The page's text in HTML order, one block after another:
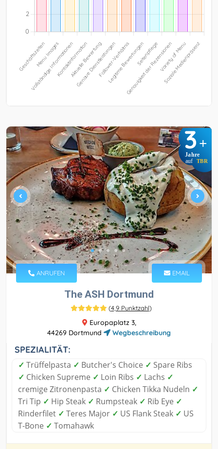
3+
Jahre
auf TBR
ANRUFEN EMAIL
The ASH Dortmund
(4,9 Punktzahl)
Europaplatz 3,
44269 Dortmund
Wegbeschreibung
SPEZIALITÄT:
✓ Trüffelpasta ✓ Butcher's Choice ✓ Spare Ribs
✓ Chicken Supreme ✓ Loin Ribs ✓ Lachs ✓
cremige Zitronenpasta ✓ Chicken Tikka Nudeln ✓
Tri Tip ✓ Hip Steak ✓ Rumpsteak ✓ Rib Eye ✓
Rinderfilet ✓ Teres Major ✓ US Flank Steak ✓ US
T-Bone ✓ Tomahawk